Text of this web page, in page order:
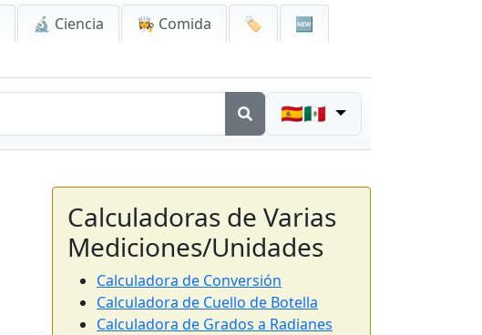
🔬 Ciencia 👩‍🍳 Comida 🏷️
🆕
🇪🇸🇲🇽
Calculadoras de Varias
Mediciones/Unidades
Calculadora de Conversión
Calculadora de Cuello de Botella
Calculadora de Grados a Radianes